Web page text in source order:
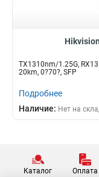
TX1310nm/1.25G,
20km, 0?70?, SFP
Подробнее
Наличие: Нет на
Каталог Оплата